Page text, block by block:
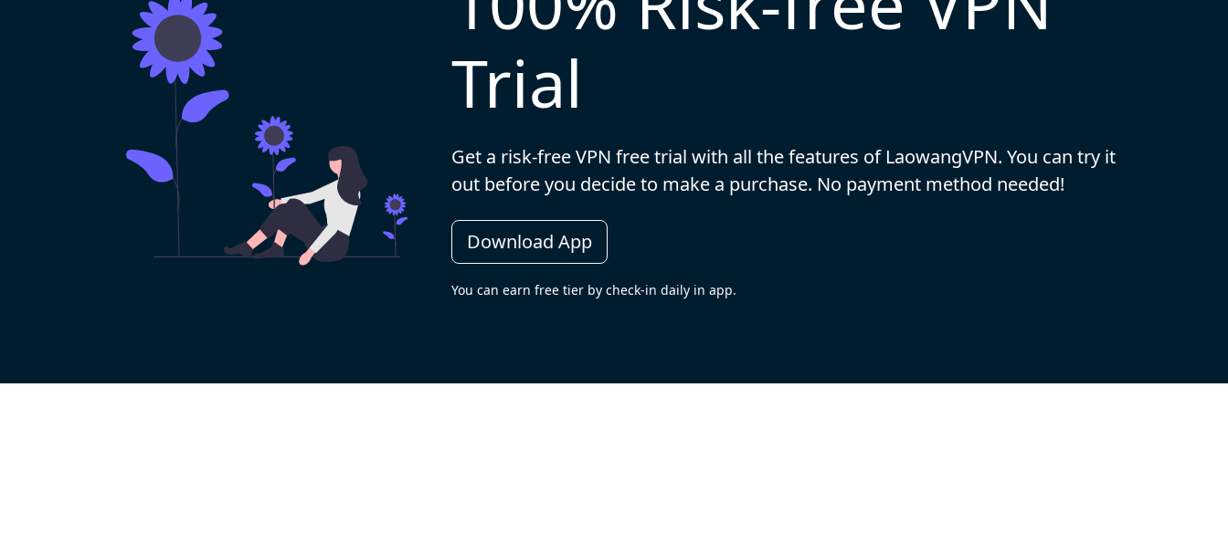
Trial
Get a risk-free VPN free trial with all the features of LaowangVPN. You can try it
out before you decide to make a purchase. No payment method needed!
Download App
You can earn free tier by check-in daily in app.